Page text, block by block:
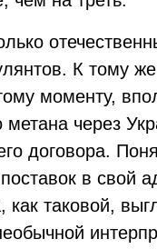
К тому
моменту,
метана через
договора.
в свой
как таковой,